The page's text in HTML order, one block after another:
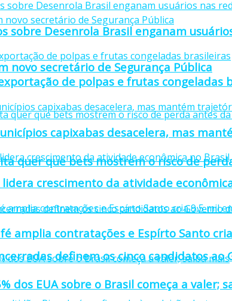
novo secretário de Segurança Pública
quer que bets mostrem o risco de
definem os cinco candidatos ao
sobre Desenrola Brasil enganam
de polpas e frutas congeladas
capixabas desacelera, mas
crescimento da atividade
amplia contratações e Espírto Santo
dos EUA sobre o Brasil começa a valer;